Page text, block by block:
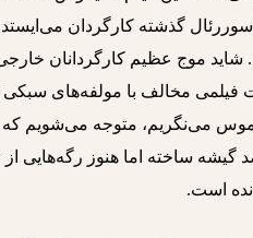
گذشته کارگردان می‌ایستد و
موج عظیم کارگردانان خارجی
مخالف با مولفه‌های سبکی
می‌نگریم، متوجه می‌شویم
گیشه ساخته اما هنوز رگه‌هایی
است.